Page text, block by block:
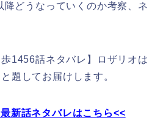
どうなっていくのか考察、ネ
1456話ネタバレ】ロザリオは
題してお届けします。
新話ネタバレはこちら<<